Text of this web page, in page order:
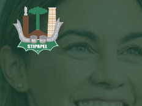
content